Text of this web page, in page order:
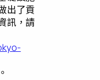
出了貢
訊，請
。